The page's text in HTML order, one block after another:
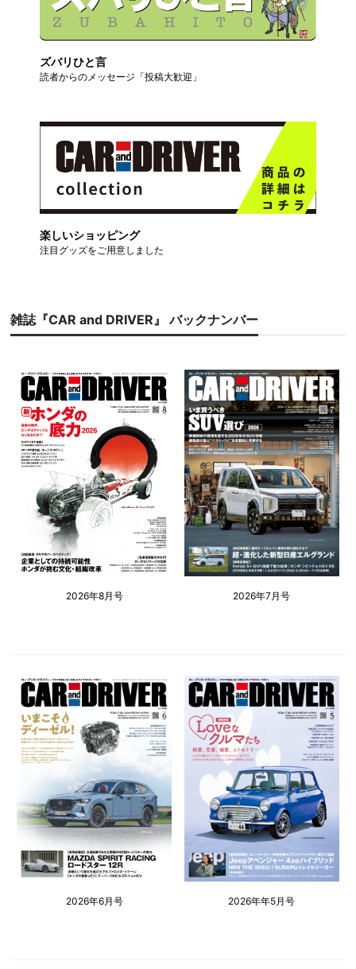
ズバリひと言
読者からのメッセージ「投稿大歓迎」
楽しいショッピング
注目グッズをご用意しました
雑誌『CAR and DRIVER』 バックナンバー
2026年8月号 2026年7月号
2026年6月号 2026年年5月号